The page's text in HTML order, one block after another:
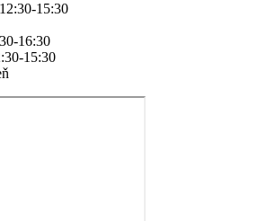
15:30
16:30
15:30